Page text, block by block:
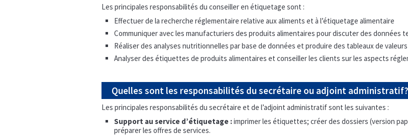
Les principales responsabilités du conseiller en étiquetage sont :
Effectuer de la recherche réglementaire relative aux aliments et à l’étiquetage alimentaire
Communiquer avec les manufacturiers des produits alimentaires pour discuter des données
Réaliser des analyses nutritionnelles par base de données et produire des tableaux de
Analyser des étiquettes de produits alimentaires et conseiller les clients sur les aspects
Quelles sont les responsabilités du secrétaire ou adjoint
Les principales responsabilités du secrétaire et de l’adjoint administratif sont les suivantes :
Support au service d’étiquetage :imprimer les étiquettes; créer des dossiers (version
préparer les offres de services.